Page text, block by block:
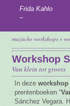
Tarieven
Vacature
Contact
Frida Kahlo
–
muzische workshops »
Workshop
Van klein tot groots
In deze
prentenboeken “
Sánchez Vegara.